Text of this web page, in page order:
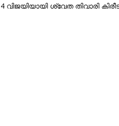
ശ്വേത തിവാരി